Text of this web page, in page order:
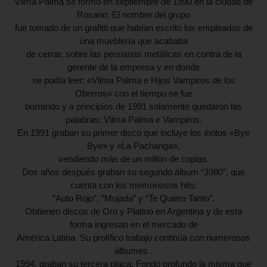
Rosario. El nombre del grupo
fue tomado de un grafitti que habían escrito los empleados de
una mueblería que acababa
de cerrar, sobre las persianas metálicas en contra de la
gerente de la empresa y en donde
se podía leer: «Vilma Palma e Hijos Vampiros de los
Obreros» con el tiempo se fue
borrando y a principios de 1991 solamente quedaron las
palabras: Vilma Palma e Vampiros.
En 1991 graban su primer disco que incluye los éxitos «Bye
Bye» y «La Pachanga»,
vendiendo más de un millón de copias.
Dos años después graban su segundo álbum “3980”, que
cuenta con los memoriosos hits:
“Auto Rojo”, “Mojada” y “Te Quiero Tanto”.
Obtienen discos de Oro y Platino en Argentina y de esta
forma ingresan en el mercado de
América Latina. Su prolífico trabajo continúa con numerosos
álbumes .
1994, graban su tercera placa: Fondo profundo la misma que